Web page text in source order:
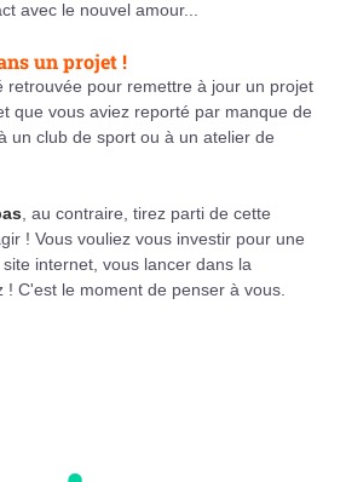
avec le nouvel amour...
un projet !
retrouvée pour remettre à jour un projet
que vous aviez reporté par manque de
un club de sport ou à un atelier de
, au contraire, tirez parti de cette
! Vous vouliez vous investir pour une
internet, vous lancer dans la
C'est le moment de penser à vous.